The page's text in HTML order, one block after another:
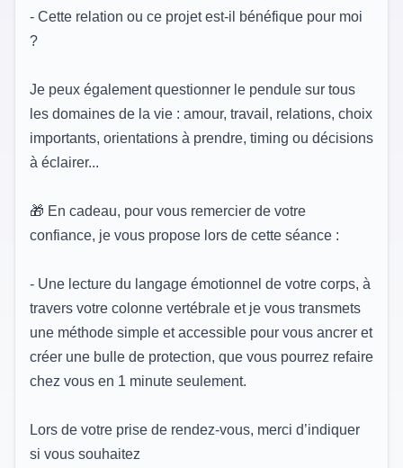
- Cette relation ou ce projet est-il bénéfique pour moi
?
Je peux également questionner le pendule sur tous
les domaines de la vie : amour, travail, relations, choix
importants, orientations à prendre, timing ou décisions
à éclairer...
🎁 En cadeau, pour vous remercier de votre
confiance, je vous propose lors de cette séance :
- Une lecture du langage émotionnel de votre corps, à
travers votre colonne vertébrale et je vous transmets
une méthode simple et accessible pour vous ancrer et
créer une bulle de protection, que vous pourrez refaire
chez vous en 1 minute seulement.
Lors de votre prise de rendez-vous, merci d’indiquer
si vous souhaitez